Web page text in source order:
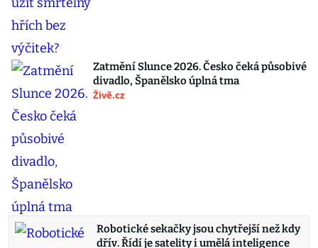
Zatmění Slunce 2026. Česko čeká působivé
divadlo, Španělsko úplná tma
Živě.cz
Robotické sekačky jsou chytřejší než kdy
dřív. Řídí je satelity i umělá inteligence